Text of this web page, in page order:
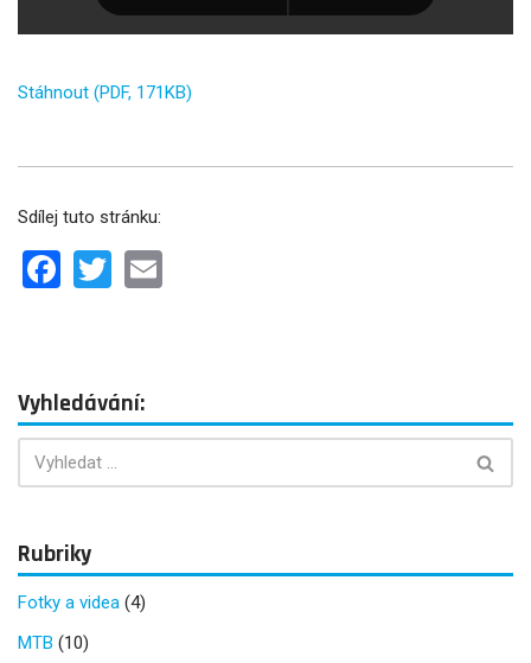
Stáhnout (PDF, 171KB)
Sdílej tuto stránku:
Facebook
Twitter
Email
Vyhledávání:
Rubriky
Fotky a videa (4)
MTB (10)